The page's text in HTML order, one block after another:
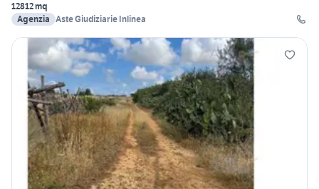
12812 mq
Agenzia Aste Giudiziarie Inlinea